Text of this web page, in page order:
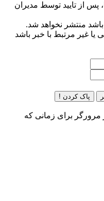
از تایید توسط مدیران
منتشر نخواهد شد.
یا غیر مرتبط با خبر باشد
پاک کردن !
مرورگر برای زمانی که